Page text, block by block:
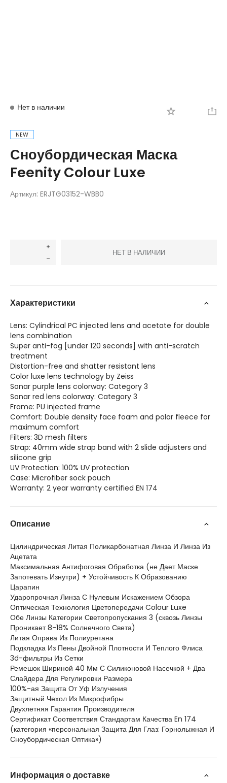
Нет в наличии
NEW
Сноубордическая Маска
Feenity Colour Luxe
Артикул: ERJTG03152-WBB0
НЕТ В НАЛИЧИИ
Характеристики
Lens: Cylindrical PC injected lens and acetate for double
lens combination
Super anti-fog [under 120 seconds] with anti-scratch
treatment
Distortion-free and shatter resistant lens
Color luxe lens technology by Zeiss
Sonar purple lens colorway: Category 3
Sonar red lens colorway: Category 3
Frame: PU injected frame
Comfort: Double density face foam and polar fleece for
maximum comfort
Filters: 3D mesh filters
Strap: 40mm wide strap band with 2 slide adjusters and
silicone grip
UV Protection: 100% UV protection
Case: Microfiber sock pouch
Warranty: 2 year warranty certified EN 174
Описание
Цилиндрическая Литая Поликарбонатная Линза И Линза Из
Ацетата
Максимальная Антифоговая Обработка (не Дает Маске
Запотевать Изнутри) + Устойчивость К Образованию
Царапин
Ударопрочная Линза С Нулевым Искажением Обзора
Оптическая Технология Цветопередачи Colour Luxe
Обе Линзы Категории Светопропускания 3 (сквозь Линзы
Проникает 8-18% Солнечного Света)
Литая Оправа Из Полиуретана
Подкладка Из Пены Двойной Плотности И Теплого Флиса
3d-фильтры Из Сетки
Ремешок Шириной 40 Мм С Силиконовой Насечкой + Два
Слайдера Для Регулировки Размера
100%-ая Защита От Уф Излучения
Защитный Чехол Из Микрофибры
Двухлетняя Гарантия Производителя
Сертификат Соответствия Стандартам Качества En 174
(категория «персональная Защита Для Глаз: Горнолыжная И
Сноубордическая Оптика»)
Информация о доставке